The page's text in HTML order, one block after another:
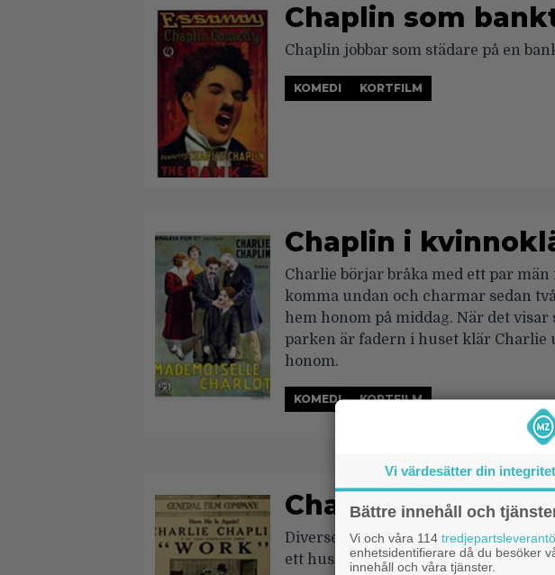
Chaplin som
Chaplin jobbar som städare på en
KOMEDI KORTFILM
Chaplin i
Charlie börjar bråka med ett par
komma undan och charmar sedan
hem honom på middag. När det
parken är fadern i huset klär
honom.
KOMEDI KORTFILM
Charlie på arbete
Diverse förvecklingar uppkommer
ett hus.
Vi värdesätter din integritet
Bättre innehåll och
Vi och våra 114
enhetsidentifierare då du besöker
innehåll och våra tjänster.